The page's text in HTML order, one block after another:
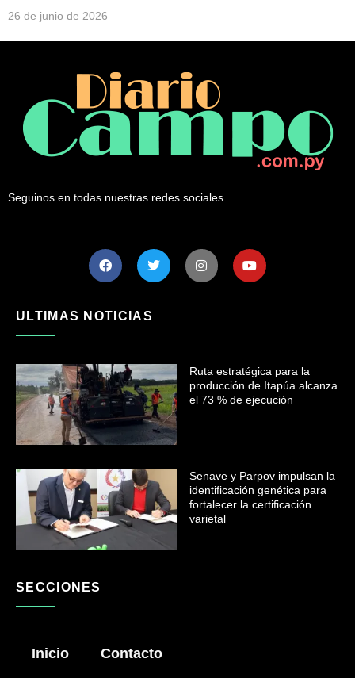
26 de junio de 2026
Seguinos en todas nuestras redes sociales
ULTIMAS NOTICIAS
Ruta estratégica para la
producción de Itapúa alcanza
el 73 % de ejecución
Senave y Parpov impulsan la
identificación genética para
fortalecer la certificación
varietal
SECCIONES
Inicio Contacto